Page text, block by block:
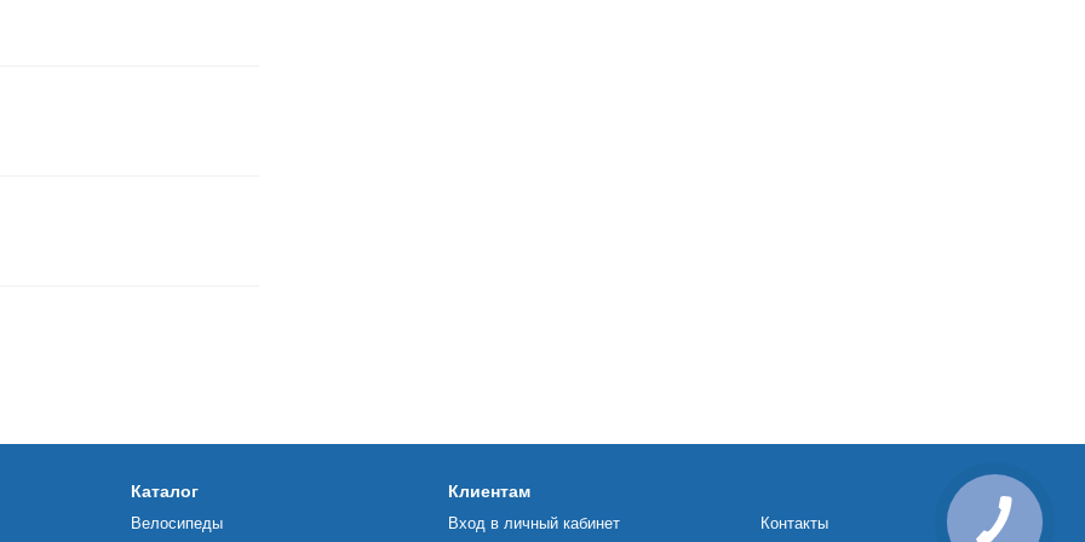
Каталог
Велосипеды
Клиентам
Вход в личный кабинет Контакты